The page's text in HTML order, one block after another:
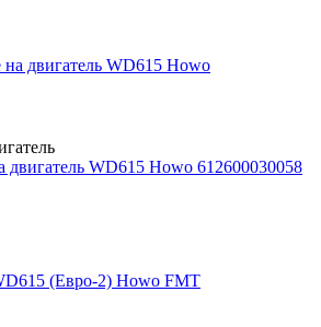
WD615 Howo 612600030058